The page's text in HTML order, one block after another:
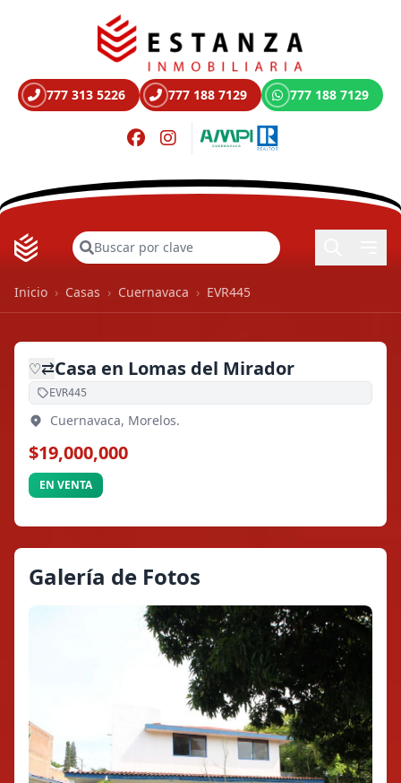
777 313 5226 777 188 7129 777 188 7129
Buscar
Inicio › Casas › Cuernavaca › EVR445
♡⇄Casa en Lomas del Mirador
EVR445
Cuernavaca, Morelos.
$19,000,000
EN VENTA
Galería de Fotos